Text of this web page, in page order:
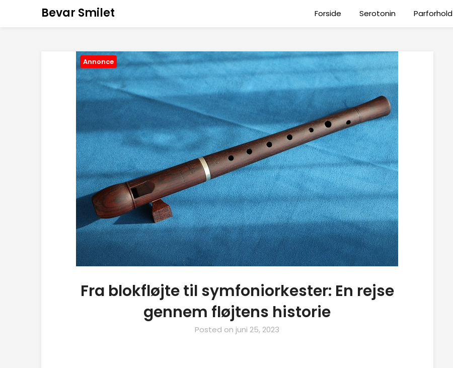
Bevar Smilet Forside Serotonin Parforhold
Annonce
Fra blokfløjte til symfoniorkester: En rejse
gennem fløjtens historie
Posted on juni 25, 2023